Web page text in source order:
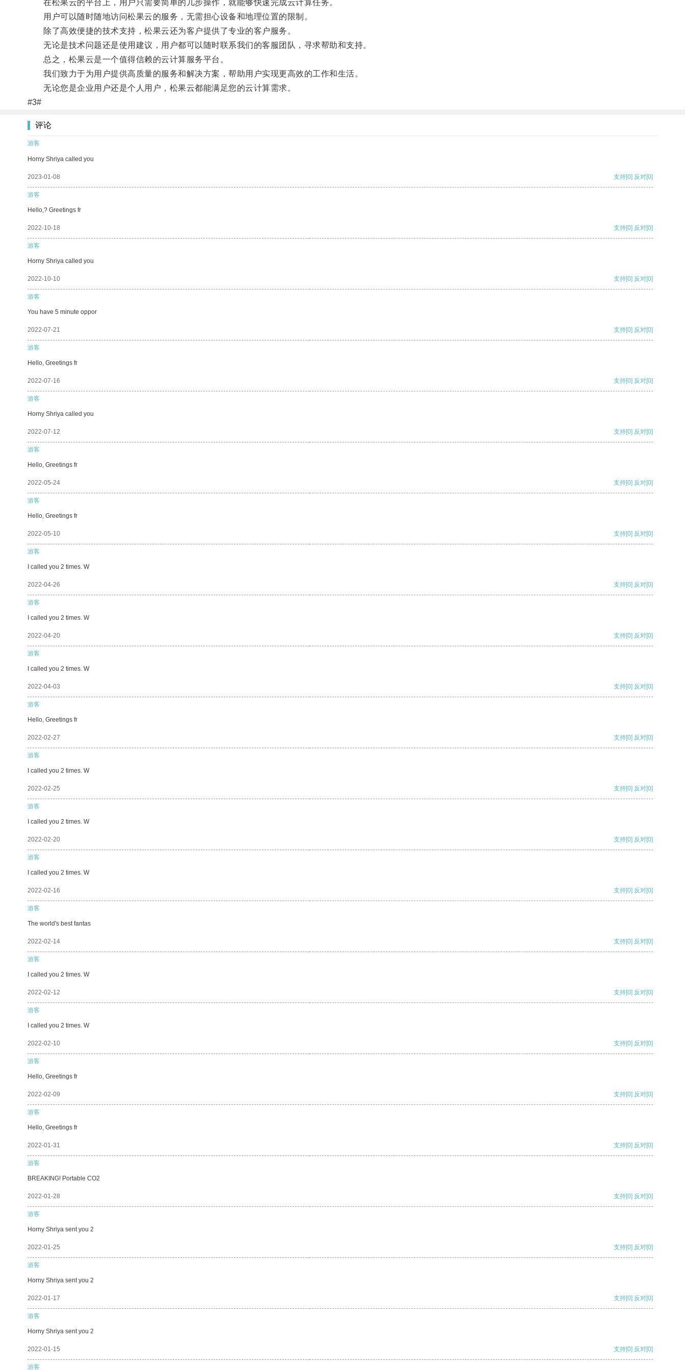
在松果云的平台上，用户只需要简单的几步操作，就能够快速完成云计算任务。
用户可以随时随地访问松果云的服务，无需担心设备和地理位置的限制。
除了高效便捷的技术支持，松果云还为客户提供了专业的客户服务。
无论是技术问题还是使用建议，用户都可以随时联系我们的客服团队，寻求帮助和支持。
总之，松果云是一个值得信赖的云计算服务平台。
我们致力于为用户提供高质量的服务和解决方案，帮助用户实现更高效的工作和生活。
无论您是企业用户还是个人用户，松果云都能满足您的云计算需求。
#3#
评论
游客
Horny Shriya called you
2023-01-08 支持[0] 反对[0]
游客
Hello,? Greetings fr
2022-10-18 支持[0] 反对[0]
游客
Horny Shriya called you
2022-10-10 支持[0] 反对[0]
游客
You have 5 minute oppor
2022-07-21 支持[0] 反对[0]
游客
Hello, Greetings fr
2022-07-16 支持[0] 反对[0]
游客
Horny Shriya called you
2022-07-12 支持[0] 反对[0]
游客
Hello, Greetings fr
2022-05-24 支持[0] 反对[0]
游客
Hello, Greetings fr
2022-05-10 支持[0] 反对[0]
游客
I called you 2 times. W
2022-04-26 支持[0] 反对[0]
游客
I called you 2 times. W
2022-04-20 支持[0] 反对[0]
游客
I called you 2 times. W
2022-04-03 支持[0] 反对[0]
游客
Hello, Greetings fr
2022-02-27 支持[0] 反对[0]
游客
I called you 2 times. W
2022-02-25 支持[0] 反对[0]
游客
I called you 2 times. W
2022-02-20 支持[0] 反对[0]
游客
I called you 2 times. W
2022-02-16 支持[0] 反对[0]
游客
The world's best fantas
2022-02-14 支持[0] 反对[0]
游客
I called you 2 times. W
2022-02-12 支持[0] 反对[0]
游客
I called you 2 times. W
2022-02-10 支持[0] 反对[0]
游客
Hello, Greetings fr
2022-02-09 支持[0] 反对[0]
游客
Hello, Greetings fr
2022-01-31 支持[0] 反对[0]
游客
BREAKING! Portable CO2
2022-01-28 支持[0] 反对[0]
游客
Horny Shriya sent you 2
2022-01-25 支持[0] 反对[0]
游客
Horny Shriya sent you 2
2022-01-17 支持[0] 反对[0]
游客
Horny Shriya sent you 2
2022-01-15 支持[0] 反对[0]
游客